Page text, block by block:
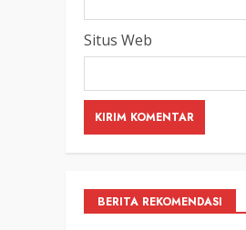
Situs Web
BERITA REKOMENDASI